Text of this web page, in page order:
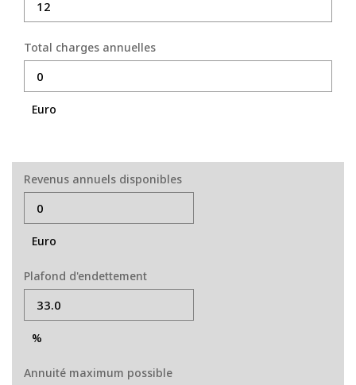
Total charges annuelles
Euro
Revenus annuels disponibles
Euro
Plafond d'endettement
%
Annuité maximum possible